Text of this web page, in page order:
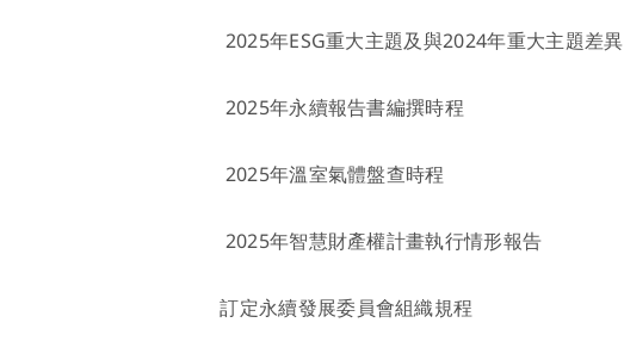
2025年ESG重大主題及與2024年重大主題差異
2025年永續報告書編撰時程
2025年溫室氣體盤查時程
2025年智慧財產權計畫執行情形報告
訂定永續發展委員會組織規程